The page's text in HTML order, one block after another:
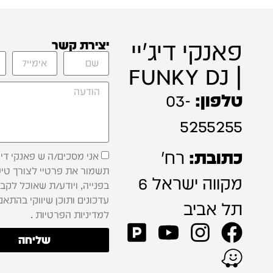
פאנקי דיג'יי
| FUNKY DJ
טלפון: 03-
5255255
כתובת: רח'
מקווה ישראל 6
תל אביב
יצירת קשר
אני מסכים/ה ש פאנקי
תשמור את פרטיי לצורך
בפנייה, ויודע/ת שאוכל
עדכונים ותוכן שיווקי
למדיניות הפרטיות .
שליחה